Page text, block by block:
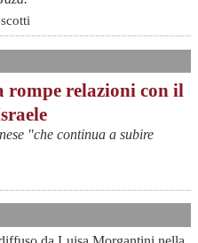
rompe relazioni con il
"che continua a subire